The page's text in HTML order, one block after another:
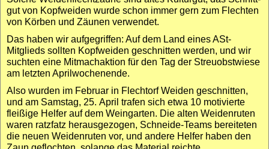
gut von Kopf­weiden wurde schon immer gern zum Flechten
von Körben und Zäunen verwendet.
Das haben wir aufge­griffen: Auf dem Land eines ASt-
Mitglieds sollten Kopf­weiden geschnitten werden, und wir
suchten eine Mitmach­aktion für den Tag der Streuobst­wiese
am letzten April­wochenende.
Also wurden im Februar in Flechtorf Weiden geschnitten,
und am Samstag, 25. April trafen sich etwa 10 motivierte
fleißige Helfer auf dem Weingarten. Die alten Weiden­ruten
waren ratzfatz heraus­gezogen, Schneide-Teams bereiteten
die neuen Weiden­ruten vor, und andere Helfer haben den